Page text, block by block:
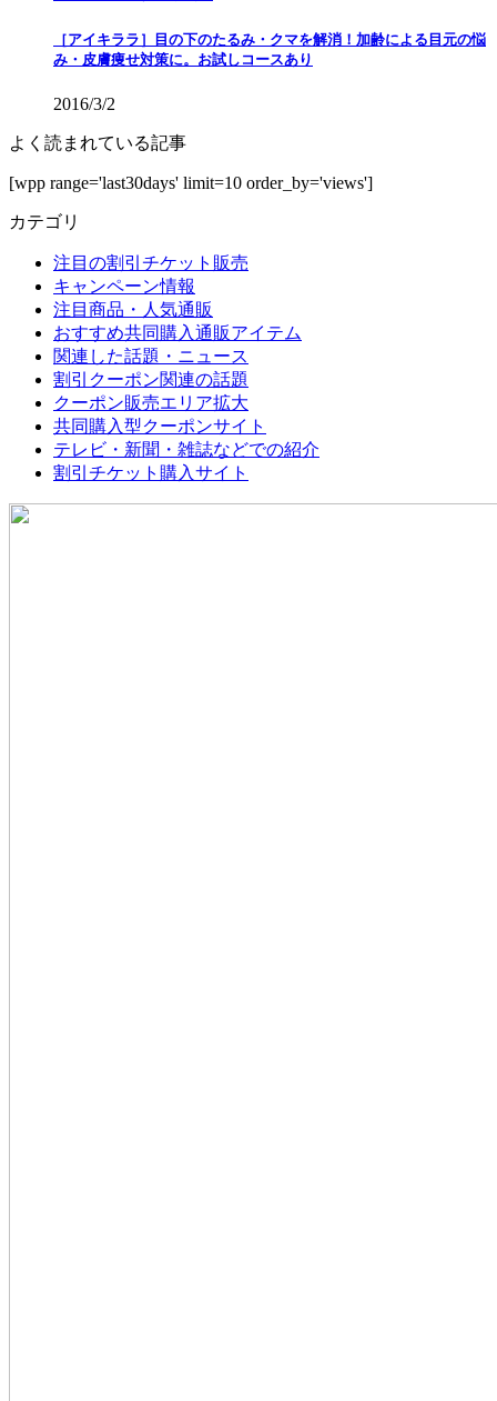
［アイキララ］目の下のたるみ・クマを解消！加齢による目元の悩
み・皮膚痩せ対策に。お試しコースあり
2016/3/2
よく読まれている記事
[wpp range='last30days' limit=10 order_by='views']
カテゴリ
注目の割引チケット販売
キャンペーン情報
注目商品・人気通販
おすすめ共同購入通販アイテム
関連した話題・ニュース
割引クーポン関連の話題
クーポン販売エリア拡大
共同購入型クーポンサイト
テレビ・新聞・雑誌などでの紹介
割引チケット購入サイト